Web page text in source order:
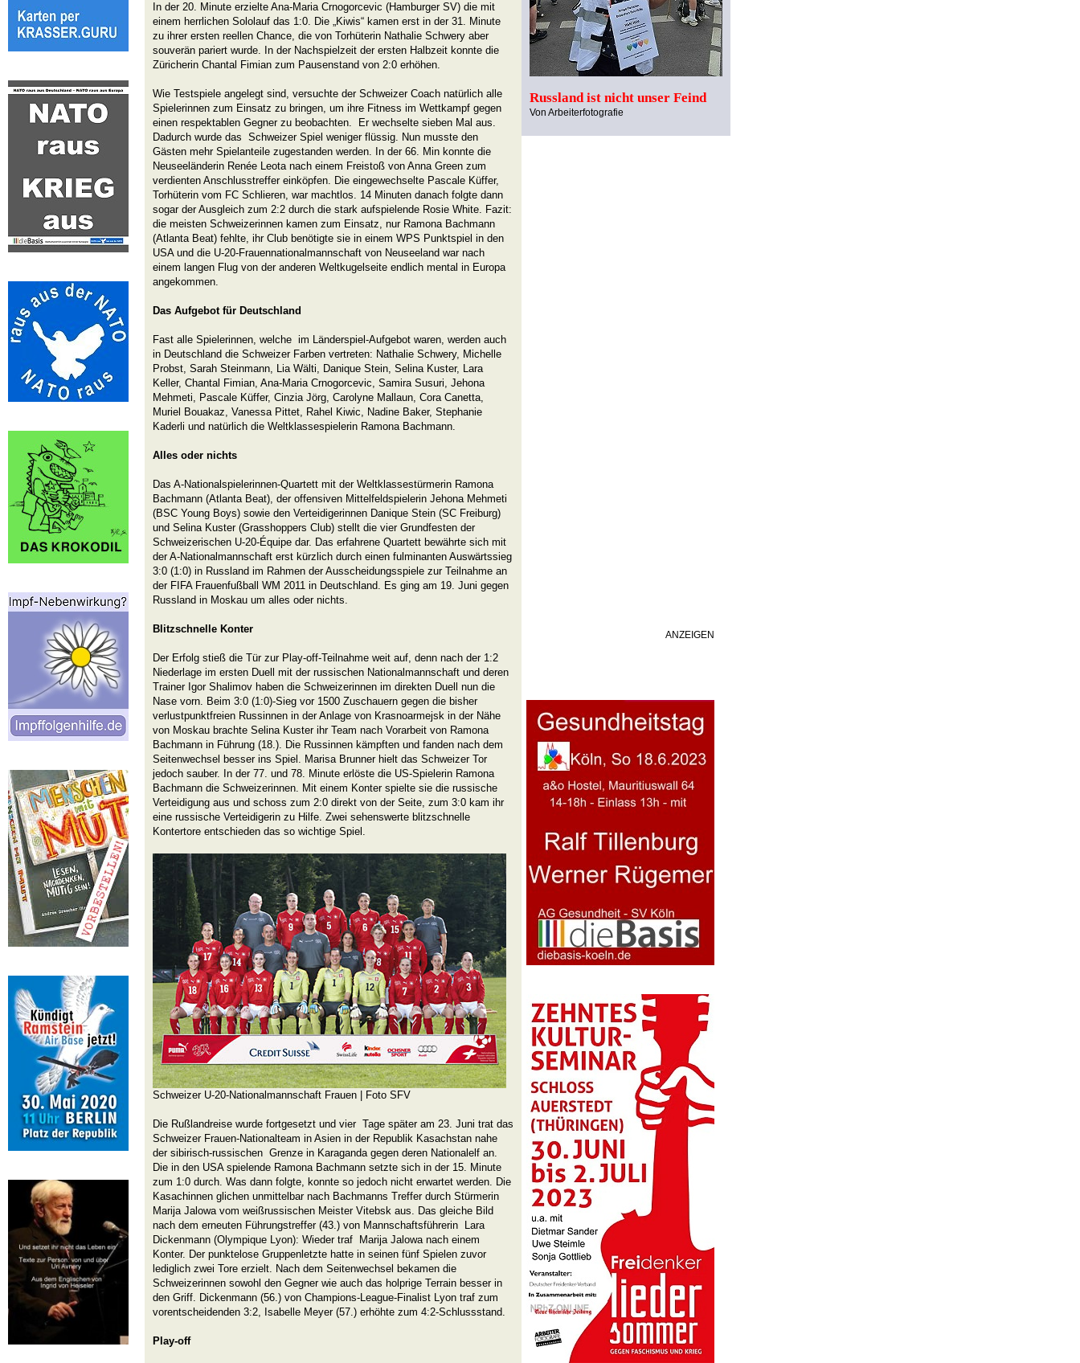
In der 20. Minute erzielte Ana-Maria Crnogorcevic (Hamburger SV) die mit
einem herrlichen Sololauf das 1:0. Die „Kiwis“ kamen erst in der 31. Minute
zu ihrer ersten reellen Chance, die von Torhüterin Nathalie Schwery aber
souverän pariert wurde. In der Nachspielzeit der ersten Halbzeit konnte die
Züricherin Chantal Fimian zum Pausenstand von 2:0 erhöhen.
Wie Testspiele angelegt sind, versuchte der Schweizer Coach natürlich alle
Spielerinnen zum Einsatz zu bringen, um ihre Fitness im Wettkampf gegen
einen respektablen Gegner zu beobachten. Er wechselte sieben Mal aus.
Dadurch wurde das Schweizer Spiel weniger flüssig. Nun musste den
Gästen mehr Spielanteile zugestanden werden. In der 66. Min konnte die
Neuseeländerin Renée Leota nach einem Freistoß von Anna Green zum
verdienten Anschlusstreffer einköpfen. Die eingewechselte Pascale Küffer,
Torhüterin vom FC Schlieren, war machtlos. 14 Minuten danach folgte dann
sogar der Ausgleich zum 2:2 durch die stark aufspielende Rosie White. Fazit:
die meisten Schweizerinnen kamen zum Einsatz, nur Ramona Bachmann
(Atlanta Beat) fehlte, ihr Club benötigte sie in einem WPS Punktspiel in den
USA und die U-20-Frauennationalmannschaft von Neuseeland war nach
einem langen Flug von der anderen Weltkugelseite endlich mental in Europa
angekommen.
Das Aufgebot für Deutschland
Fast alle Spielerinnen, welche im Länderspiel-Aufgebot waren, werden auch
in Deutschland die Schweizer Farben vertreten: Nathalie Schwery, Michelle
Probst, Sarah Steinmann, Lia Wälti, Danique Stein, Selina Kuster, Lara
Keller, Chantal Fimian, Ana-Maria Crnogorcevic, Samira Susuri, Jehona
Mehmeti, Pascale Küffer, Cinzia Jörg, Carolyne Mallaun, Cora Canetta,
Muriel Bouakaz, Vanessa Pittet, Rahel Kiwic, Nadine Baker, Stephanie
Kaderli und natürlich die Weltklassespielerin Ramona Bachmann.
Alles oder nichts
Das A-Nationalspielerinnen-Quartett mit der Weltklassestürmerin Ramona
Bachmann (Atlanta Beat), der offensiven Mittelfeldspielerin Jehona Mehmeti
(BSC Young Boys) sowie den Verteidigerinnen Danique Stein (SC Freiburg)
und Selina Kuster (Grasshoppers Club) stellt die vier Grundfesten der
Schweizerischen U-20-Équipe dar. Das erfahrene Quartett bewährte sich mit
der A-Nationalmannschaft erst kürzlich durch einen fulminanten Auswärtssieg
3:0 (1:0) in Russland im Rahmen der Ausscheidungsspiele zur Teilnahme an
der FIFA Frauenfußball WM 2011 in Deutschland. Es ging am 19. Juni gegen
Russland in Moskau um alles oder nichts.
Blitzschnelle Konter
Der Erfolg stieß die Tür zur Play-off-Teilnahme weit auf, denn nach der 1:2
Niederlage im ersten Duell mit der russischen Nationalmannschaft und deren
Trainer Igor Shalimov haben die Schweizerinnen im direkten Duell nun die
Nase vorn. Beim 3:0 (1:0)-Sieg vor 1500 Zuschauern gegen die bisher
verlustpunktfreien Russinnen in der Anlage von Krasnoarmejsk in der Nähe
von Moskau brachte Selina Kuster ihr Team nach Vorarbeit von Ramona
Bachmann in Führung (18.). Die Russinnen kämpften und fanden nach dem
Seitenwechsel besser ins Spiel. Marisa Brunner hielt das Schweizer Tor
jedoch sauber. In der 77. und 78. Minute erlöste die US-Spielerin Ramona
Bachmann die Schweizerinnen. Mit einem Konter spielte sie die russische
Verteidigung aus und schoss zum 2:0 direkt von der Seite, zum 3:0 kam ihr
eine russische Verteidigerin zu Hilfe. Zwei sehenswerte blitzschnelle
Kontertore entschieden das so wichtige Spiel.
Schweizer U-20-Nationalmannschaft Frauen | Foto SFV
Die Rußlandreise wurde fortgesetzt und vier Tage später am 23. Juni trat das
Schweizer Frauen-Nationalteam in Asien in der Republik Kasachstan nahe
der sibirisch-russischen Grenze in Karaganda gegen deren Nationalelf an.
Die in den USA spielende Ramona Bachmann setzte sich in der 15. Minute
zum 1:0 durch. Was dann folgte, konnte so jedoch nicht erwartet werden. Die
Kasachinnen glichen unmittelbar nach Bachmanns Treffer durch Stürmerin
Marija Jalowa vom weißrussischen Meister Vitebsk aus. Das gleiche Bild
nach dem erneuten Führungstreffer (43.) von Mannschaftsführerin Lara
Dickenmann (Olympique Lyon): Wieder traf Marija Jalowa nach einem
Konter. Der punktelose Gruppenletzte hatte in seinen fünf Spielen zuvor
lediglich zwei Tore erzielt. Nach dem Seitenwechsel bekamen die
Schweizerinnen sowohl den Gegner wie auch das holprige Terrain besser in
den Griff. Dickenmann (56.) von Champions-League-Finalist Lyon traf zum
vorentscheidenden 3:2, Isabelle Meyer (57.) erhöhte zum 4:2-Schlussstand.
Play-off
Russland ist nicht unser Feind
Von Arbeiterfotografie
ANZEIGEN